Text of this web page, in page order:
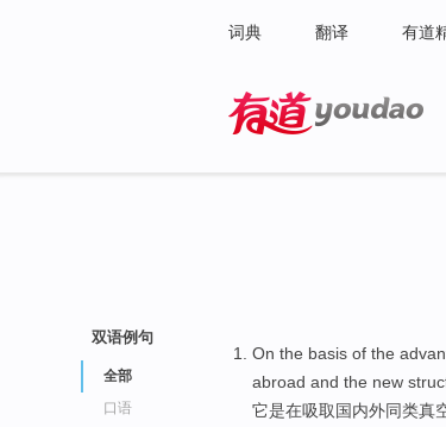
词典 翻译 有道
双语例句
全部
口语
On the basis of the
abroad and the new
它是在吸取 国内外同类真